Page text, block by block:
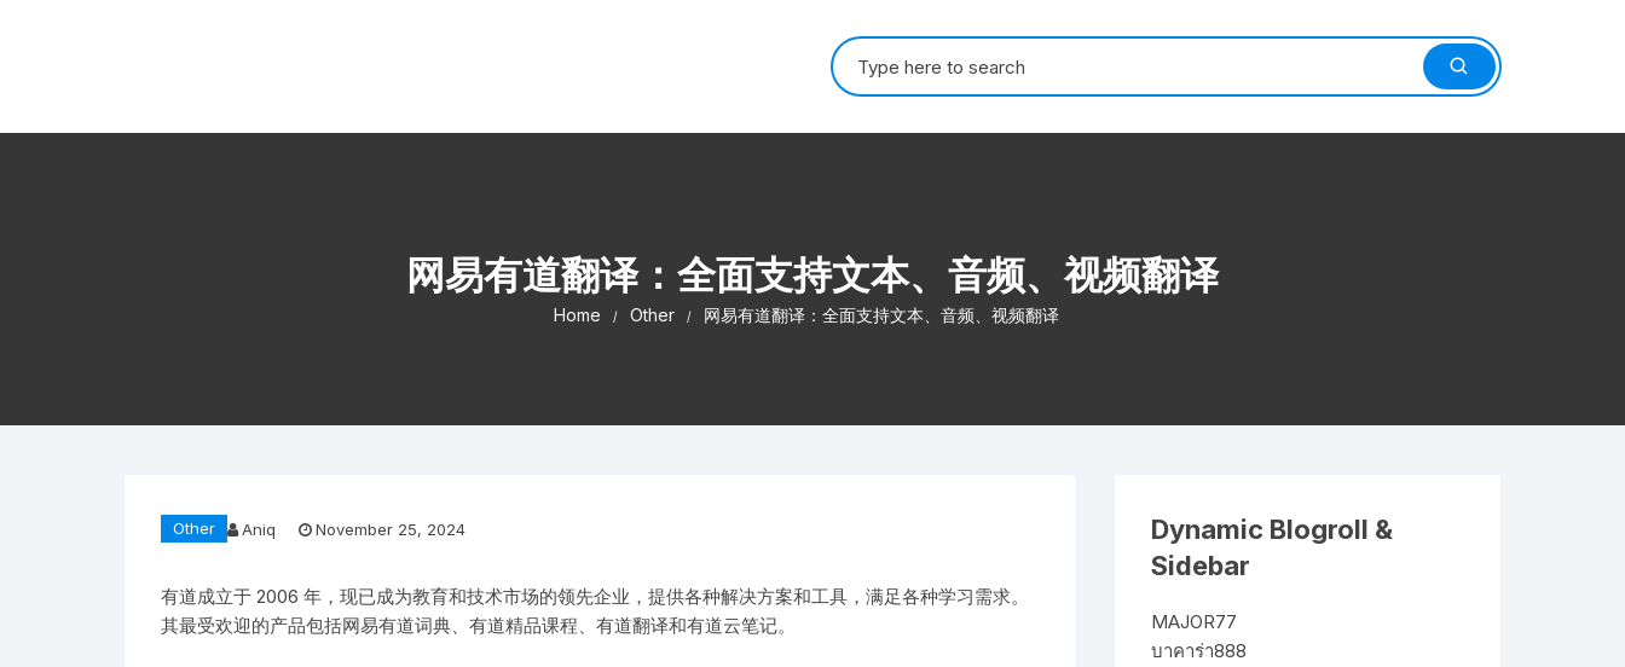
Search for:
网易有道翻译：全面支持文本、音频、视频翻译
Home Other 网易有道翻译：全面支持文本、音频、视频翻译
Other Aniq November 25, 2024
有道成立于 2006 年，现已成为教育和技术市场的领先企业，提供各种解决方案和工具，满足各种学习需求。
其最受欢迎的产品包括网易有道词典、有道精品课程、有道翻译和有道云笔记。
Dynamic Blogroll &
Sidebar
MAJOR77
บาคาร่า888